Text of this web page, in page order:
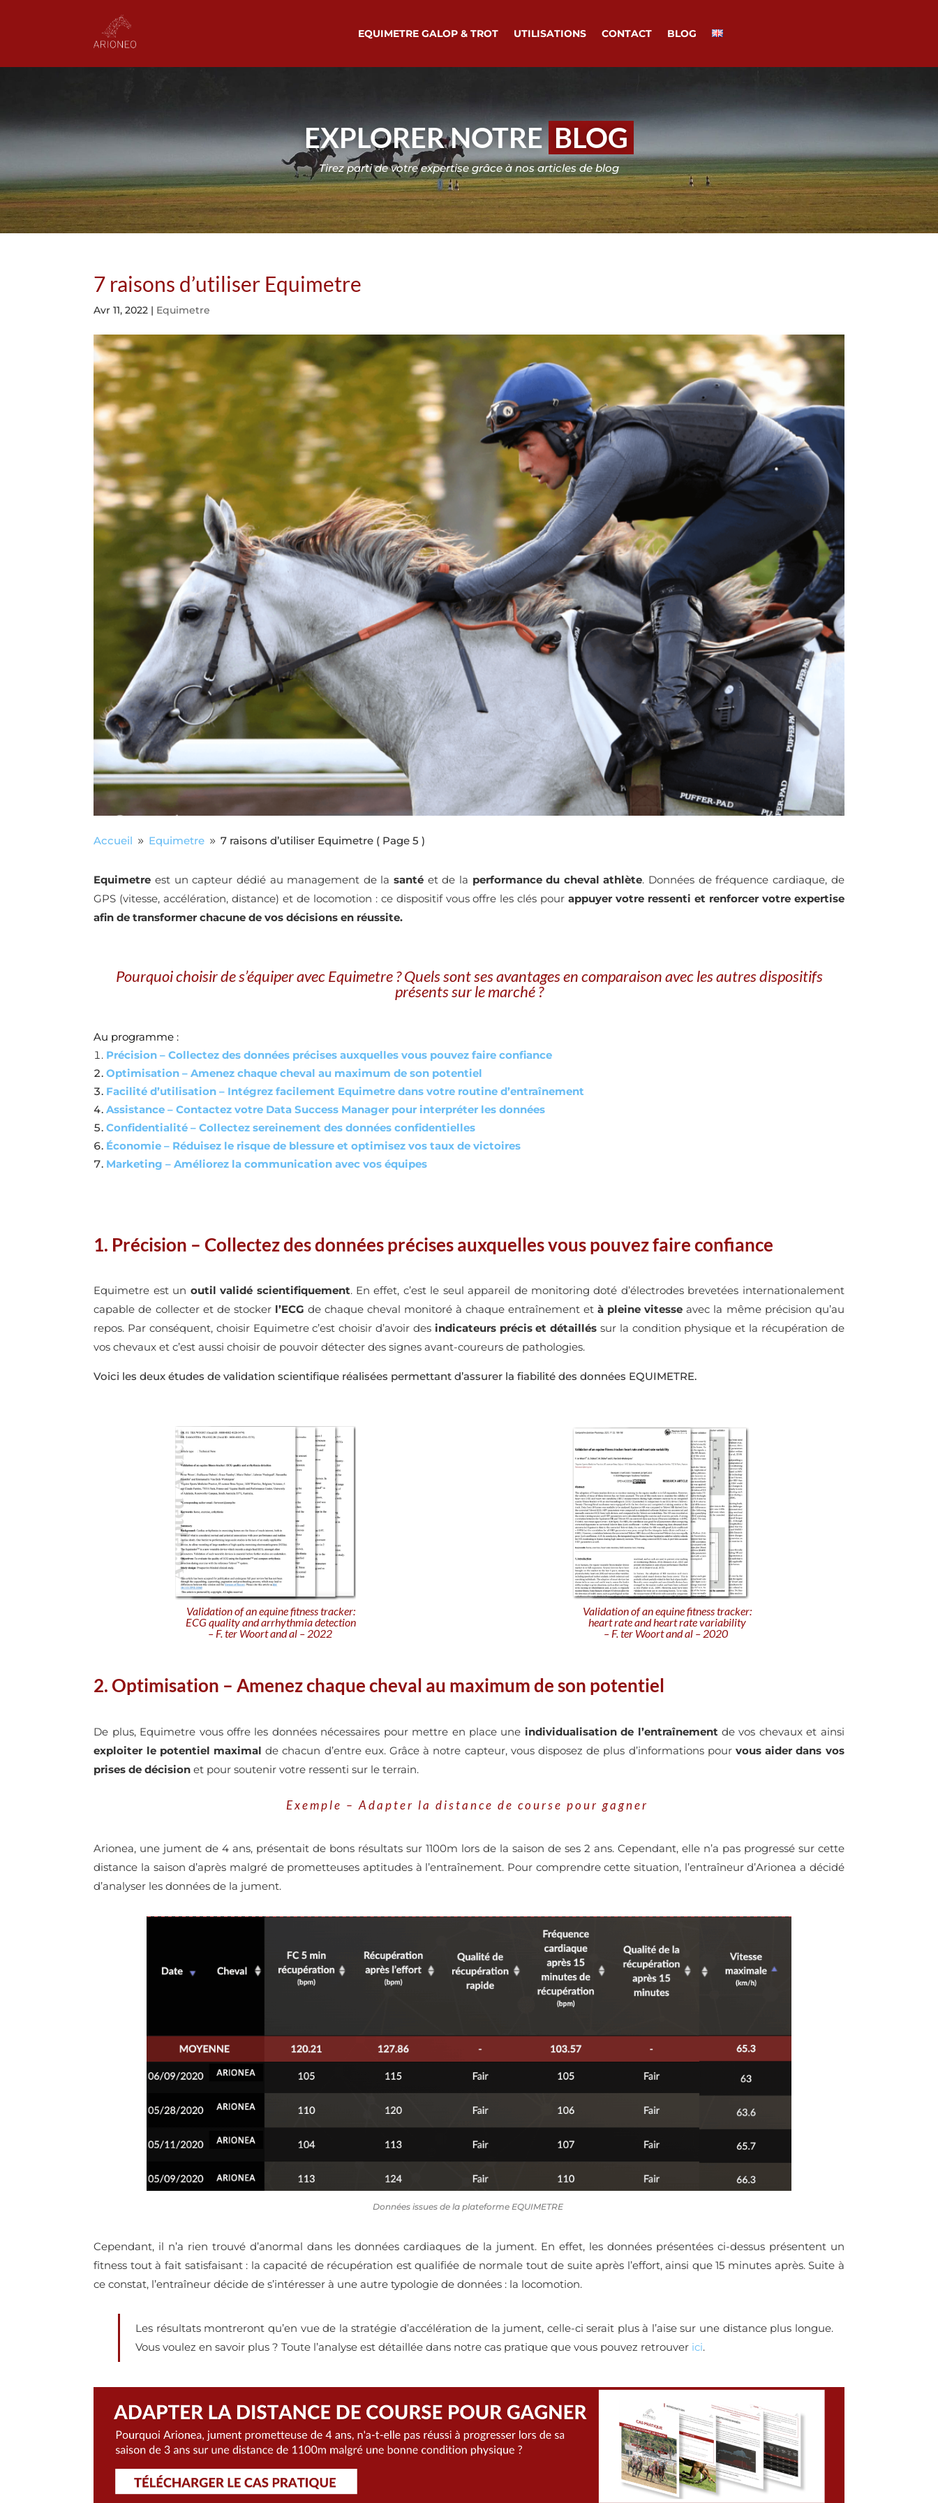
EQUIMETRE GALOP & TROT UTILISATIONS CONTACT BLOG
EXPLORER NOTRE BLOG
Tirez parti de votre expertise grâce à nos articles de blog
7 raisons d’utiliser Equimetre
Avr 11, 2022 | Equimetre
Accueil 9 Equimetre 9 7 raisons d’utiliser Equimetre ( Page 5 )
Equimetre est un capteur dédié au management de lasanté et de la performance du cheval athlète. Données de fréquence cardiaque, de
GPS (vitesse, accélération, distance) et de locomotion : ce dispositif vous offre les clés pourappuyer votre ressenti et renforcer votre expertise
afin de transformer chacune de vos décisions en réussite.
Pourquoi choisir de s’équiper avec Equimetre ? Quels sont ses avantages en comparaison avec les autres dispositifs
présents sur le marché ?
Au programme :
Précision – Collectez des données précises auxquelles vous pouvez faire confiance
Optimisation – Amenez chaque cheval au maximum de son potentiel
Facilité d’utilisation – Intégrez facilement Equimetre dans votre routine d’entraînement
Assistance – Contactez votre Data Success Manager pour interpréter les données
Confidentialité – Collectez sereinement des données confidentielles
Économie – Réduisez le risque de blessure et optimisez vos taux de victoires
Marketing – Améliorez la communication avec vos équipes
1. Précision – Collectez des données précises auxquelles vous pouvez faire confiance
Equimetre est un outil validé scientifiquement. En effet, c’est le seul appareil de monitoring doté d’électrodes brevetées internationalement
capable de collecter et de stocker l’ECG de chaque cheval monitoré à chaque entraînement età pleine vitesse avec la même précision qu’au
repos. Par conséquent, choisir Equimetre c’est choisir d’avoir des indicateurs précis et détaillés sur la condition physique et la récupération de
vos chevaux et c’est aussi choisir de pouvoir détecter des signes avant-coureurs de pathologies.
Voici les deux études de validation scientifique réalisées permettant d’assurer la fiabilité des données EQUIMETRE.
Validation of an equine fitness tracker:
ECG quality and arrhythmia detection
– F. ter Woort and al – 2022
Validation of an equine fitness tracker:
heart rate and heart rate variability
– F. ter Woort and al – 2020
2. Optimisation – Amenez chaque cheval au maximum de son potentiel
De plus, Equimetre vous offre les données nécessaires pour mettre en place une individualisation de l’entraînement de vos chevaux et ainsi
exploiter le potentiel maximal de chacun d’entre eux. Grâce à notre capteur, vous disposez de plus d’informations pourvous aider dans vos
prises de décision et pour soutenir votre ressenti sur le terrain.
Exemple – Adapter la distance de course pour gagner
Arionea, une jument de 4 ans, présentait de bons résultats sur 1100m lors de la saison de ses 2 ans. Cependant, elle n’a pas progressé sur cette
distance la saison d’après malgré de prometteuses aptitudes à l’entraînement. Pour comprendre cette situation, l’entraîneur d’Arionea a décidé
d’analyser les données de la jument.
Données issues de la plateforme EQUIMETRE
Cependant, il n’a rien trouvé d’anormal dans les données cardiaques de la jument. En effet, les données présentées ci-dessus présentent un
fitness tout à fait satisfaisant : la capacité de récupération est qualifiée de normale tout de suite après l’effort, ainsi que 15 minutes après. Suite à
ce constat, l’entraîneur décide de s’intéresser à une autre typologie de données : la locomotion.
Les résultats montreront qu’en vue de la stratégie d’accélération de la jument, celle-ci serait plus à l’aise sur une distance plus longue.
Vous voulez en savoir plus ? Toute l’analyse est détaillée dans notre cas pratique que vous pouvez retrouver ici.